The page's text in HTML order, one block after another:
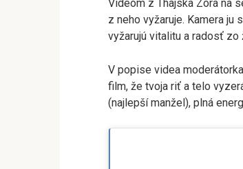
Videom z Thajska Zora na
z neho vyžaruje. Kamera ju
vyžarujú vitalitu a radosť zo
V popise videa
film, že tvoja riť a telo
(najlepší manžel), plná